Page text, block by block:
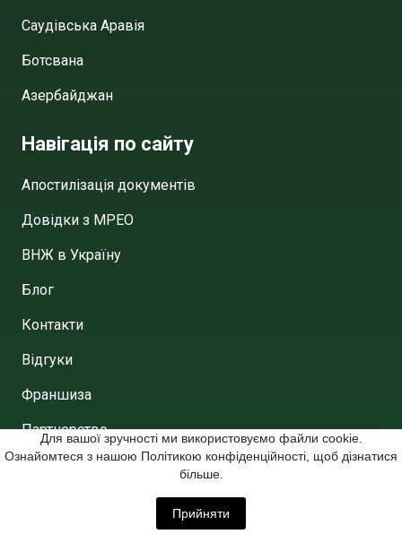
Саудівська Аравія
Ботсвана
Азербайджан
Навігація по сайту
Апостилізація документів
Довідки з МРЕО
ВНЖ в Україну
Блог
Контакти
Відгуки
Франшиза
Партнерство
Договір публічної аферти
Політика конфіденційності
Для вашої зручності ми використовуємо файли cookie.
Ознайомтеся з нашою Політикою конфіденційності, щоб дізнатися
більше.
Прийняти